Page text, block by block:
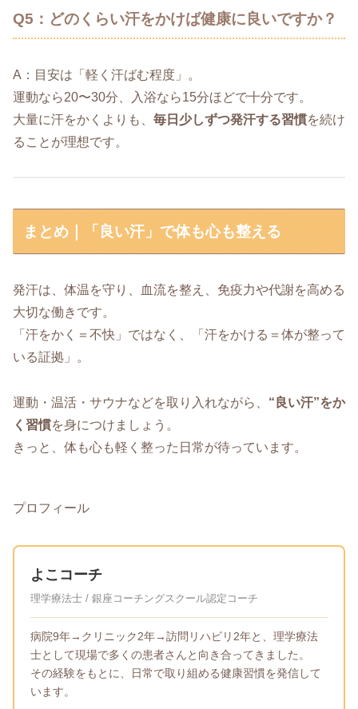
Q5：どのくらい汗をかけば健康に良いですか？
A：目安は「軽く汗ばむ程度」。
運動なら20〜30分、入浴なら15分ほどで十分です。
大量に汗をかくよりも、 毎日少しずつ発汗する習慣を続け
ることが理想です。
まとめ｜「良い汗」で体も心も整える
発汗は、体温を守り、血流を整え、免疫力や代謝を高める
大切な働きです。
「汗をかく＝不快」ではなく、「汗をかける＝体が整って
いる証拠」。
運動・温活・サウナなどを取り入れながら、 “良い汗”をか
く習慣を身につけましょう。
きっと、体も心も軽く整った日常が待っています。
プロフィール
よこコーチ
理学療法士 / 銀座コーチングスクール認定コーチ
病院9年→クリニック2年→訪問リハビリ2年と、理学療法
士として現場で多くの患者さんと向き合ってきました。
その経験をもとに、日常で取り組める健康習慣を発信して
います。